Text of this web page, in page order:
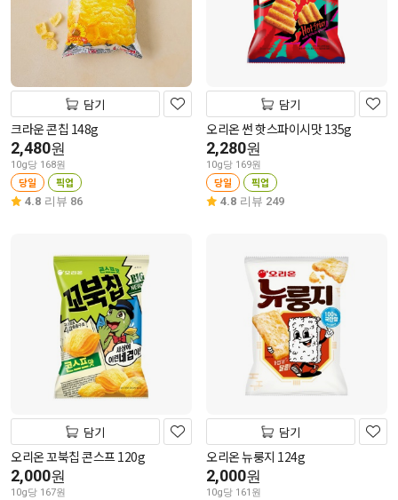
담기
크라운 콘칩 148g
2,480원
10g당 168원
당일 픽업
4.8 리뷰 86
담기
오리온 썬 핫스파이시맛 135g
2,280원
10g당 169원
당일 픽업
4.8 리뷰 249
담기
오리온 꼬북칩 콘스프 120g
2,000원
10g당 167원
담기
오리온 뉴룽지 124g
2,000원
10g당 161원